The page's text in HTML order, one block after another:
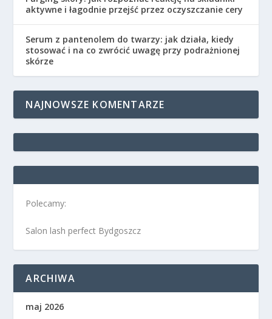
aktywne i łagodnie przejść przez oczyszczanie cery
Serum z pantenolem do twarzy: jak działa, kiedy
stosować i na co zwrócić uwagę przy podrażnionej
skórze
NAJNOWSZE KOMENTARZE
Polecamy:
Salon lash perfect Bydgoszcz
ARCHIWA
maj 2026